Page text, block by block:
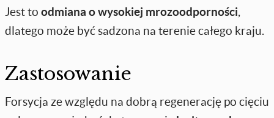
Jest to odmiana o wysokiej mrozoodporności,
dlatego może być sadzona na terenie całego kraju.
Zastosowanie
Forsycja ze względu na dobrą regenerację po cięciu